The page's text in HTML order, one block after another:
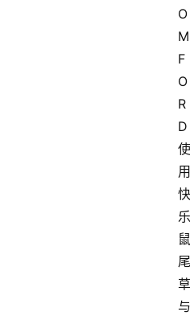
O
M
F
O
R
D
使
用
快
乐
鼠
尾
草
与